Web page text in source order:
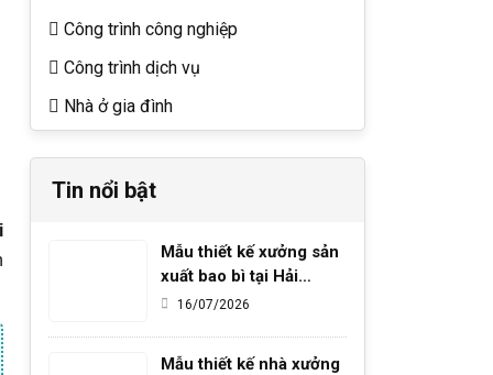
Công trình công nghiệp
Công trình dịch vụ
Nhà ở gia đình
Tin nổi bật
Mẫu thiết kế xưởng sản
xuất bao bì tại Hải
Phòng
16/07/2026
Mẫu thiết kế nhà xưởng